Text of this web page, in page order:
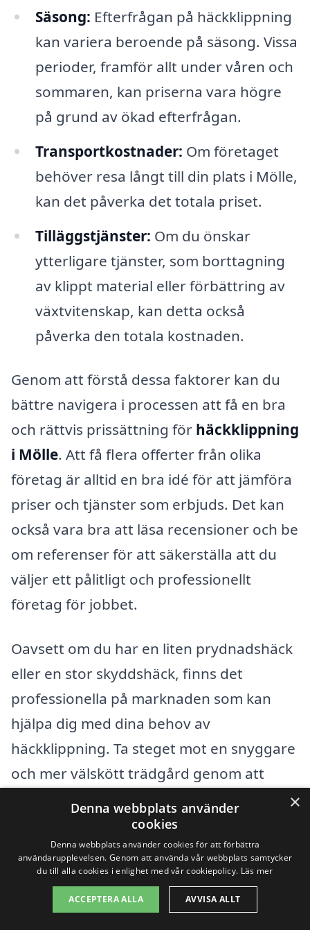
Säsong: Efterfrågan på häckklippning
kan variera beroende på säsong. Vissa
perioder, framför allt under våren och
sommaren, kan priserna vara högre
på grund av ökad efterfrågan.
Transportkostnader: Om företaget
behöver resa långt till din plats i Mölle,
kan det påverka det totala priset.
Tilläggstjänster: Om du önskar
ytterligare tjänster, som borttagning
av klippt material eller förbättring av
växtvitenskap, kan detta också
påverka den totala kostnaden.
Genom att förstå dessa faktorer kan du
bättre navigera i processen att få en bra
och rättvis prissättning för häckklippning
i Mölle. Att få flera offerter från olika
företag är alltid en bra idé för att jämföra
priser och tjänster som erbjuds. Det kan
också vara bra att läsa recensioner och be
om referenser för att säkerställa att du
väljer ett pålitligt och professionellt
företag för jobbet.
Oavsett om du har en liten prydnadshäck
eller en stor skyddshäck, finns det
professionella på marknaden som kan
hjälpa dig med dina behov av
häckklippning. Ta steget mot en snyggare
och mer välskött trädgård genom att
anlita experter på häckklippning i Mölle ,
och njut av fördelarna av en vackert
formad häck som verkligen kompletterar
ditt hem.
×
Denna webbplats använder
cookies
Denna webbplats använder cookies för att förbättra
användarupplevelsen. Genom att använda vår webbplats samtycker
du till alla cookies i enlighet med vår cookiepolicy. Läs mer
ACCEPTERA ALLA AVVISA ALLT